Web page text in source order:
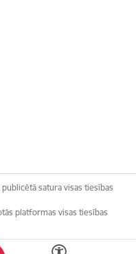
satura visas tiesības
platformas visas tiesības